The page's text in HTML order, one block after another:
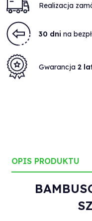
Realizacja
30 dni na
Gwarancja 2
OPIS PRODUKTU